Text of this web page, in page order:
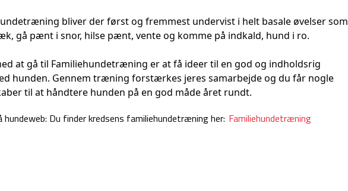
bliver der først og fremmest undervist i helt basale øvelser som
gå pænt i snor, hilse pænt, vente og komme på indkald, hund i ro.
at gå til Familiehundetræning er at få ideer til en god og indholdsrig
hunden. Gennem træning forstærkes jeres samarbejde og du får nogle
til at håndtere hunden på en god måde året rundt.
hundeweb: Du finder kredsens familiehundetræning her: Familiehundetræning